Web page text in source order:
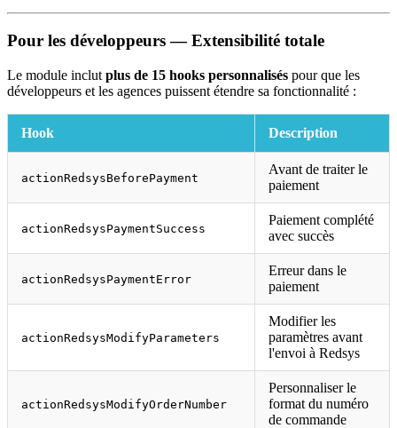
Pour les développeurs — Extensibilité totale
Le module inclut plus de 15 hooks personnalisés pour que les
développeurs et les agences puissent étendre sa fonctionnalité :
Hook Description
actionRedsysBeforePayment
Avant de traiter le
paiement
actionRedsysPaymentSuccess
Paiement complété
avec succès
actionRedsysPaymentError
Erreur dans le
paiement
actionRedsysModifyParameters
Modifier les
paramètres avant
l'envoi à Redsys
actionRedsysModifyOrderNumber
Personnaliser le
format du numéro
de commande